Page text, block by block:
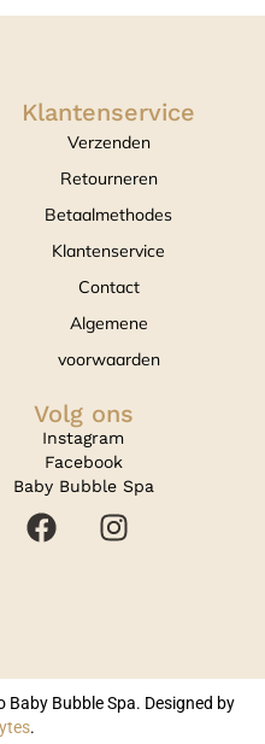
Klantenservice
Verzenden
Retourneren
Betaalmethodes
Klantenservice
Contact
Algemene
voorwaarden
Volg ons
Instagram
Facebook
Baby Bubble Spa
Bubble Spa. Designed by
.